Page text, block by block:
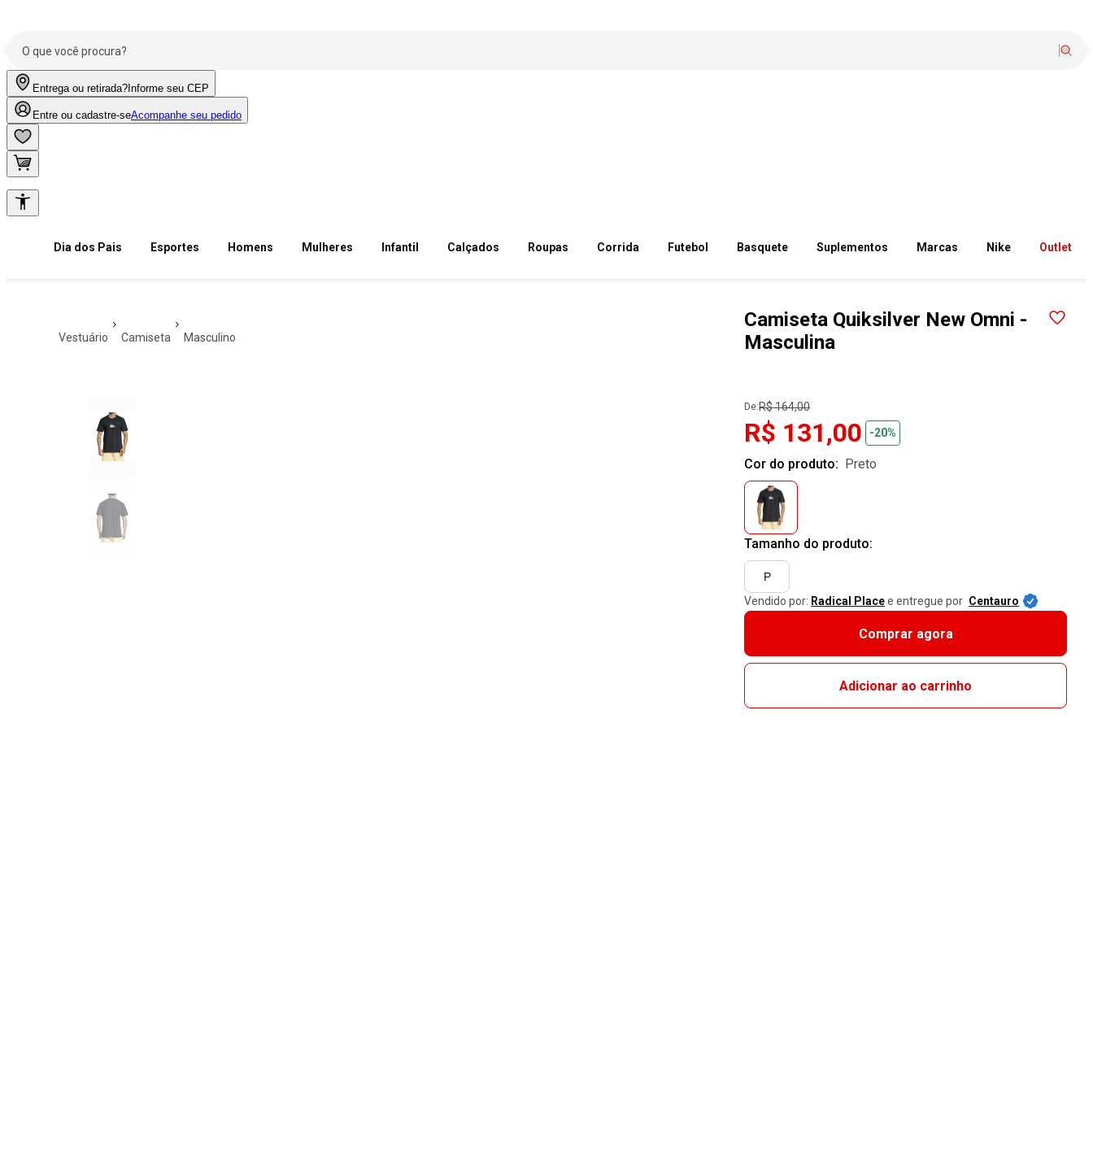
Entrega ou retirada? Informe seu CEP
Entre ou cadastre-seAcompanhe seu pedido
Dia dos Pais Esportes Homens Mulheres Infantil Calçados Roupas Corrida Futebol Basquete Suplementos Marcas Nike Outlet
vestuário camiseta masculino
Camiseta Quiksilver New Omni -
Masculina
De:R$ 164,00
R$ 131,00 -20%
Cor do produto: preto
Tamanho do produto:
P
Vendido por: Radical Placee entregue por Centauro
Comprar agora
Adicionar ao carrinho